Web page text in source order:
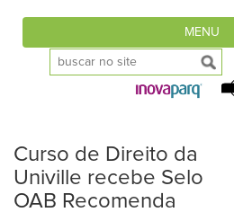
MENU
Curso de Direito da
Univille recebe Selo
OAB Recomenda